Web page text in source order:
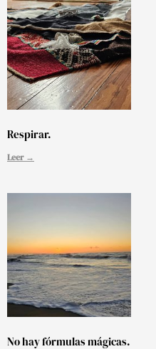
Respirar.
Leer →
No hay fórmulas mágicas.